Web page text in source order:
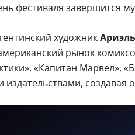
фестиваля завершится
художник
рынок
«Капитан
создавая